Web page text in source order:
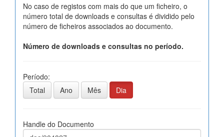
No caso de registos com mais do que um ficheiro, o
número total de downloads e consultas é dividido pelo
número de ficheiros associados ao documento.
Número de downloads e consultas no período.
Período:
Total
Ano Mês Dia
Handle do Documento